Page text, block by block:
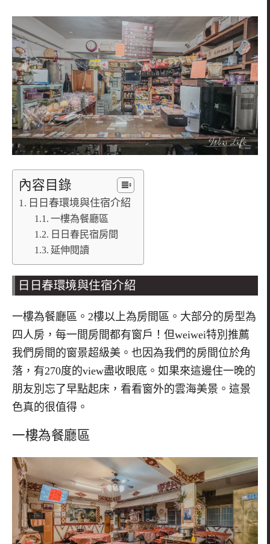
內容目錄
日日春環境與住宿介紹
一樓為餐廳區
日日春民宿房間
延伸閱讀
日日春環境與住宿介紹
一樓為餐廳區。 2樓以上為房間區。大部分的房型為
四人房，每一間房間都有窗戶！但weiwei特別推薦
我們房間的窗景超級美。也因為我們的房間位於角
落，有270度的view盡收眼底。如果來這邊住一晚的
朋友別忘了早點起床，看看窗外的雲海美景。這景
色真的很值得。
一樓為餐廳區